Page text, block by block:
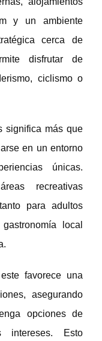
y un ambiente
cerca de
disfrutar de
ciclismo o
significa más que
en un entorno
únicas.
recreativas
para adultos
local
favorece una
asegurando
opciones de
intereses. Esto